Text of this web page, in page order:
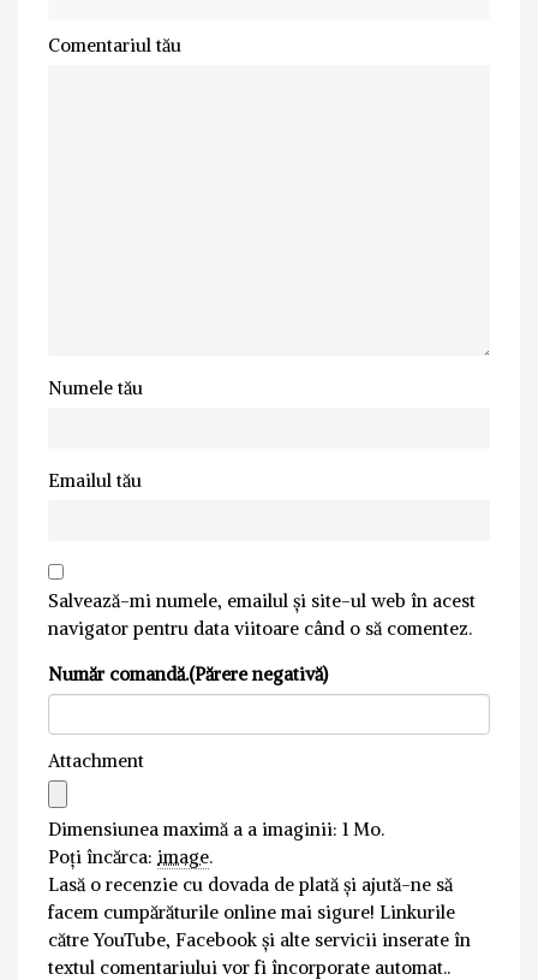
Comentariul tău
Numele tău
Emailul tău
Salvează-mi numele, emailul și site-ul web în acest
navigator pentru data viitoare când o să comentez.
Număr comandă.(Părere negativă)
Attachment
Dimensiunea maximă a a imaginii: 1 Mo.
Poți încărca: image.
Lasă o recenzie cu dovada de plată și ajută-ne să
facem cumpărăturile online mai sigure! Linkurile
către YouTube, Facebook și alte servicii inserate în
textul comentariului vor fi încorporate automat..